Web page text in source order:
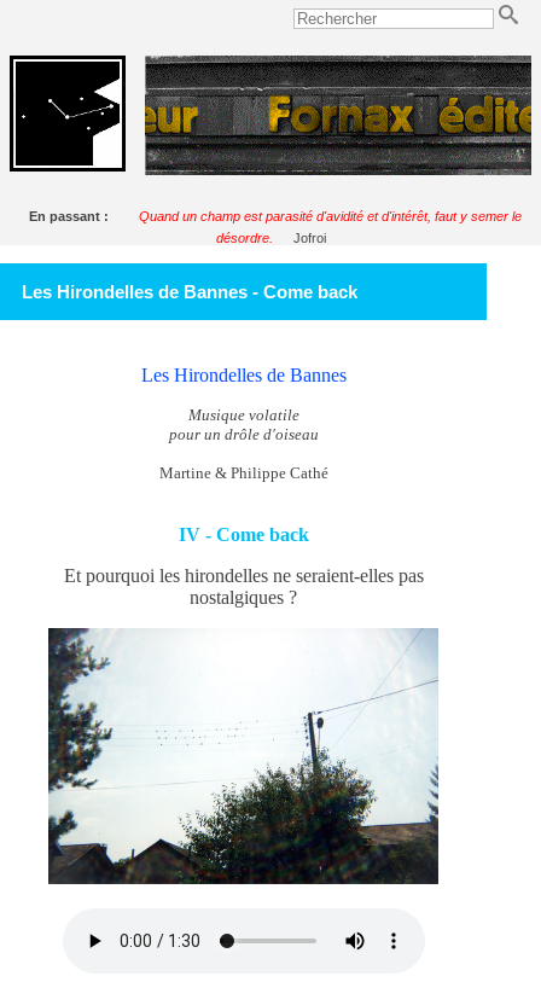
En passant :
Quand un champ est parasité d'avidité et d'intérêt, faut y semer le
désordre.
Jofroi
Les Hirondelles de Bannes - Come back
Les Hirondelles de Bannes
Musique volatile
pour un drôle d'oiseau
Martine & Philippe Cathé
IV - Come back
Et pourquoi les hirondelles ne seraient-elles pas
nostalgiques ?